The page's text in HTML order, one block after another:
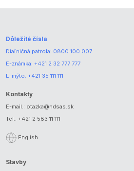
Dôležité čísla
Diaľničná patrola: 0800 100 007
E-známka: +421 2 32 777 777
E-mýto: +421 35 111 111
Kontakty
E-mail.: otazka@ndsas.sk
Tel.: +421 2 583 11 111
English
Stavby